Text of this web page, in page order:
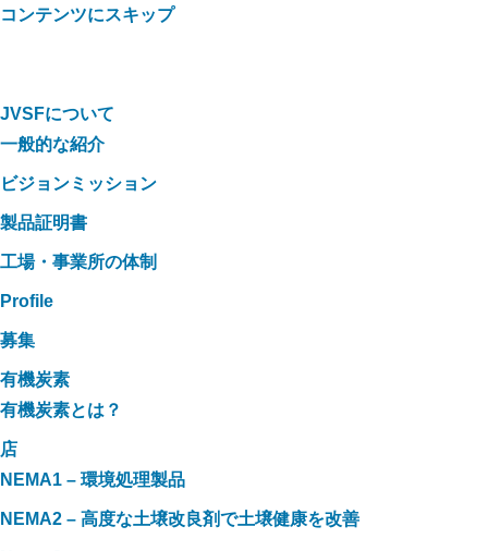
コンテンツにスキップ
JVSFについて
一般的な紹介
ビジョンミッション
製品証明書
工場・事業所の体制
Profile
募集
有機炭素
有機炭素とは？
店
NEMA1 – 環境処理製品
NEMA2 – 高度な土壌改良剤で土壌健康を改善